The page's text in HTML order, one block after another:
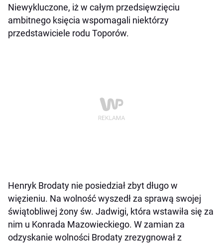
Niewykluczone, iż w całym przedsięwzięciu
ambitnego księcia wspomagali niektórzy
przedstawiciele rodu Toporów.
Henryk Brodaty nie posiedział zbyt długo w
więzieniu. Na wolność wyszedł za sprawą swojej
świątobliwej żony św. Jadwigi, która wstawiła się za
nim u Konrada Mazowieckiego. W zamian za
odzyskanie wolności Brodaty zrezygnował z